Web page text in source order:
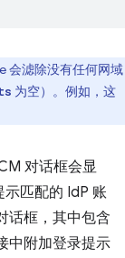
会滤除没有任何网域
为空）。例如，这
对话框会显
匹配的 IdP 账
话框，其中包含
中附加登录提示